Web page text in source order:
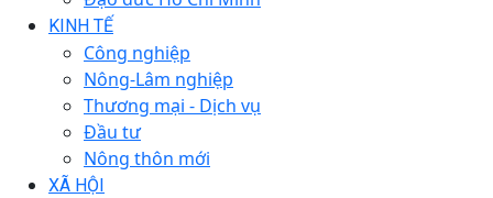
KINH TẾ
Công nghiệp
Nông-Lâm nghiệp
Thương mại - Dịch vụ
Đầu tư
Nông thôn mới
XÃ HỘI